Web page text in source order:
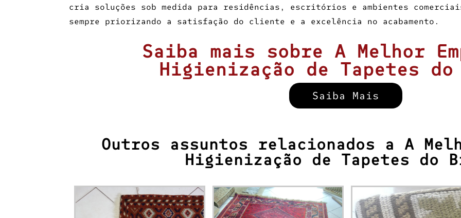
cria soluções sob medida para residências, escritórios e ambientes
sempre priorizando a satisfação do cliente e a excelência no acabamento.
Saiba mais sobre A Melhor
Higienização de Tapetes
Saiba Mais
Outros assuntos relacionados a A
Higienização de Tapetes do